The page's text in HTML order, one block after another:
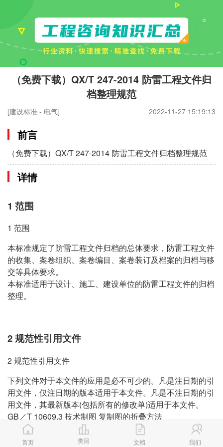
（免费下载）QX/T 247-2014 防雷工程文件归
档整理规范
[建设标准 - 电气] 2022-11-27 15:19:13
前言
（免费下载）QX/T 247-2014 防雷工程文件归档整理规范
详情
1 范围
1 范围
本标准规定了防雷工程文件归档的总体要求，防雷工程文件
的收集、案卷组织、案卷编目、案卷装订及档案的归档与移
交等具体要求。
本标准适用于设计、施工、建设单位的防雷工程文件的归档
整理。
2 规范性引用文件
2 规范性引用文件
下列文件对于本文件的应用是必不可少的。凡是注日期的引
用文件，仅注日期的版本适用于本文件。凡是不注日期的引
用文件，其最新版本(包括所有的修改单)适用于本文件。
GB／T 10609.3 技术制图 复制图的折叠方法
GB／T 18894 电子文件归档与管理规范
QX／T 85-2007 雷电灾害风险评估技术规范
首页 类目 文档 我们